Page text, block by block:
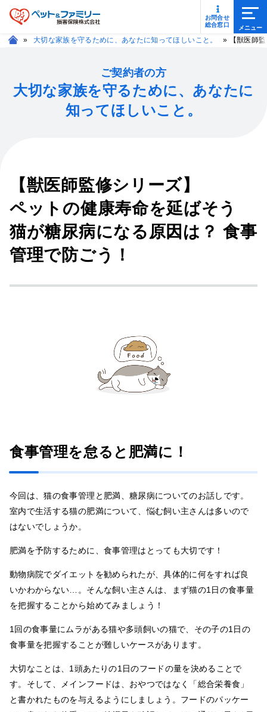
お問合せ
総合窓口
» 大切な家族を守るために、あなたに知ってほしいこと。 » 【獣医師
ご契約者の方
大切な家族を守るために、あなたに
知ってほしいこと。
【獣医師監修シリーズ】
ペットの健康寿命を延ばそう
猫が糖尿病になる原因は？ 食事
管理で防ごう！
食事管理を怠ると肥満に！
今回は、猫の食事管理と肥満、糖尿病についてのお話しです。
室内で生活する猫の肥満について、悩む飼い主さんは多いので
はないでしょうか。
肥満を予防するために、食事管理はとっても大切です！
動物病院でダイエットを勧められたが、具体的に何をすれば良
いかわからない…。そんな飼い主さんは、まず猫の1日の食事量
を把握することから始めてみましょう！
1回の食事量にムラがある猫や多頭飼いの猫で、その子の1日の
食事量を把握することが難しいケースがあります。
大切なことは、1頭あたりの1日のフードの量を決めることで
す。そして、メインフードは、おやつではなく「総合栄養食」
と書かれたものを与えるようにしましょう。フードのパッケー